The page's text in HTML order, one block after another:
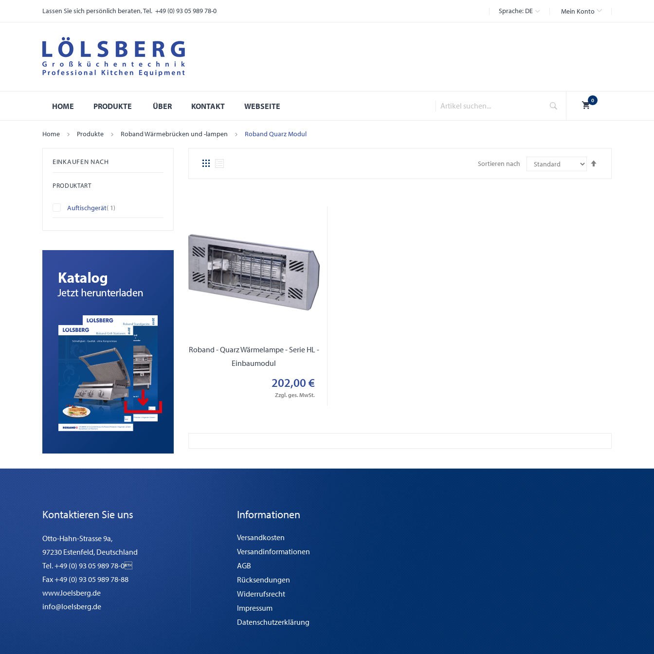
Lassen Sie sich persönlich beraten, Tel. +49 (0) 93 05 989 78-0 Sprache: DE Mein Konto
0
HOME PRODUKTE ÜBER KONTAKT WEBSEITE
Home Produkte Roband Wärmebrücken und -lampen Roband Quarz Modul
EINKAUFEN NACH
PRODUKTART
Auftischgerät 1Artikel
Sortieren nach
Roband - Quarz Wärmelampe - Serie HL -
Einbaumodul
202,00 €
Zzgl. ges. MwSt.
Kontaktieren Sie uns
Otto-Hahn-Strasse 9a,
97230 Estenfeld, Deutschland
Tel. +49 (0) 93 05 989 78-0
Fax +49 (0) 93 05 989 78-88
www.loelsberg.de
info@loelsberg.de
Informationen
Versandkosten
Versandinformationen
AGB
Rücksendungen
Widerrufsrecht
Impressum
Datenschutzerklärung